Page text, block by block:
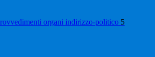
organi indirizzo-politico 5